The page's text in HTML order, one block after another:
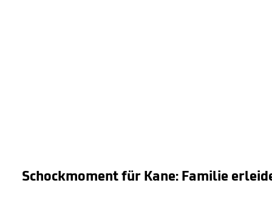
Schockmoment für Kane: Familie